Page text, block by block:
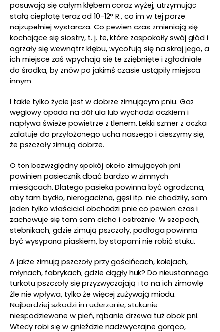
posuwają się całym kłębem coraz wyżej, utrzymując
stałą ciepłotę teraz od 10-12° R., co im w tej porze
najzupełniej wystarcza. Co pewien czas zmieniają się
kochające się siostry, t. j. te, które zaspokoiły swój głód i
ogrzały się wewnątrz kłębu, wycofują się na skraj jego, a
ich miejsce zaś wpychają się te zziębnięte i zgłodniałe
do środka, by znów po jakimś czasie ustąpiły miejsca
innym.
I takie tylko życie jest w dobrze zimującym pniu. Gaz
węglowy opada na dół ula lub wychodzi oczkiem i
napływa świeże powietrze z tlenem. Lekki szmer z oczka
zalatuje do przyłożonego ucha naszego i cieszymy się,
że pszczoły zimują dobrze.
O ten bezwzględny spokój około zimujących pni
powinien pasiecznik dbać bardzo w zimnych
miesiącach. Dlatego pasieka powinna być ogrodzona,
aby tam bydło, nierogacizna, gęsi itp. nie chodziły, sam
jeden tylko właściciel obchodzi pnie co pewien czas i
zachowuje się tam sam cicho i ostrożnie. W szopach,
stebnikach, gdzie zimują pszczoły, podłoga powinna
być wysypana piaskiem, by stopami nie robić stuku.
A jakże zimują pszczoły przy gościńcach, kolejach,
młynach, fabrykach, gdzie ciągły huk? Do nieustannego
turkotu pszczoły się przyzwyczajają i to na ich zimowlę
źle nie wpływa, tylko że więcej zużywają miodu.
Najbardziej szkodzi im uderzanie, stukanie
niespodziewane w pień, rąbanie drzewa tuż obok pni.
Wtedy robi się w gnieździe nadzwyczajne gorąco,